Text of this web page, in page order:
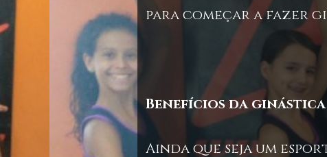
para começar a fazer
Benefícios da
Ainda que seja um